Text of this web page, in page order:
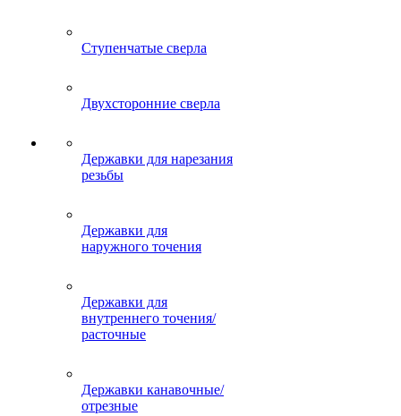
Ступенчатые сверла
Двухсторонние сверла
Державки для нарезания
резьбы
Державки для
наружного точения
Державки для
внутреннего точения/
расточные
Державки канавочные/
отрезные